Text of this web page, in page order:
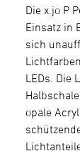
Die x.jo P
Einsatz in
sich
LEDs. Die
opale